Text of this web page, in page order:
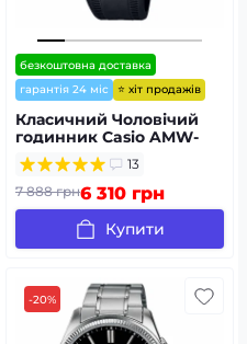
безкоштовна доставка
гарантія 24 міс
⭐ хіт продажів
Класичний Чоловічий
годинник Casio AMW-
880-1A стальний,
водонепроникний,
Японія
13
7 888 грн6 310 грн
Купити
-20%